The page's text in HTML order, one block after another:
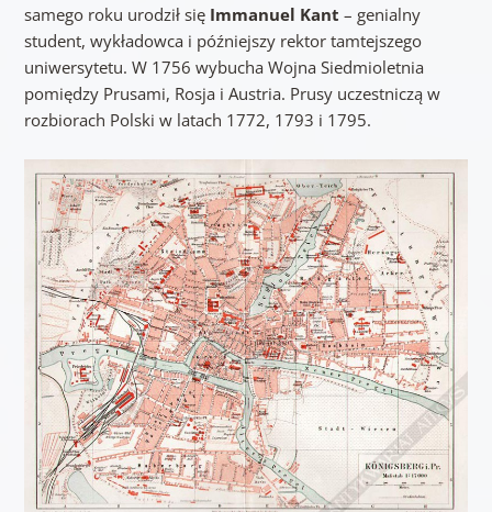
samego roku urodził się Immanuel Kant – genialny
student, wykładowca i późniejszy rektor tamtejszego
uniwersytetu. W 1756 wybucha Wojna Siedmioletnia
pomiędzy Prusami, Rosja i Austria. Prusy uczestniczą w
rozbiorach Polski w latach 1772, 1793 i 1795.